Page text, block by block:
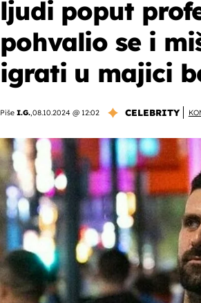
ljudi poput
pohvalio se i
igrati u majici
Piše I.G.,08.10.2024 @ 12:02 CELEBRITY